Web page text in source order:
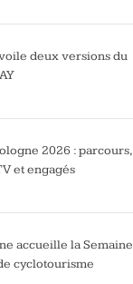
deux versions du
2026 : parcours,
et engagés
accueille la Semaine
cyclotourisme